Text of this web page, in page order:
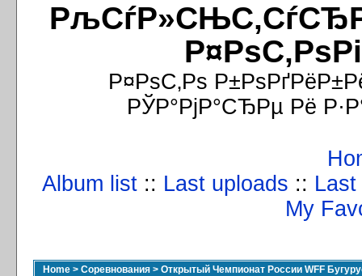
Р¤РѕС‚Рѕ
РЎР°РјР°СЂРµ Рё
Album list :: Last uploads ::
My
Home > Соревнования > Открытый Чемпионат России WFF